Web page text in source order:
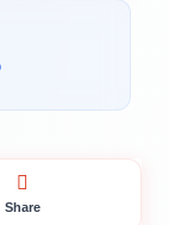
Share